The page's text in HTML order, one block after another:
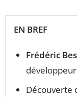
EN BREF
Frédéric
Découverte